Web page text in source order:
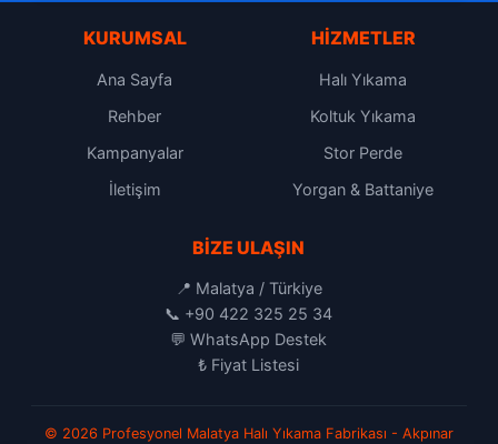
KURUMSAL
Ana Sayfa
Rehber
Kampanyalar
İletişim
HIZMETLER
Halı Yıkama
Koltuk Yıkama
Stor Perde
Yorgan & Battaniye
BIZE ULAŞIN
📍 Malatya / Türkiye
📞 +90 422 325 25 34
💬WhatsApp Destek
₺ Fiyat Listesi
© 2026 Profesyonel Malatya Halı Yıkama Fabrikası - Akpınar